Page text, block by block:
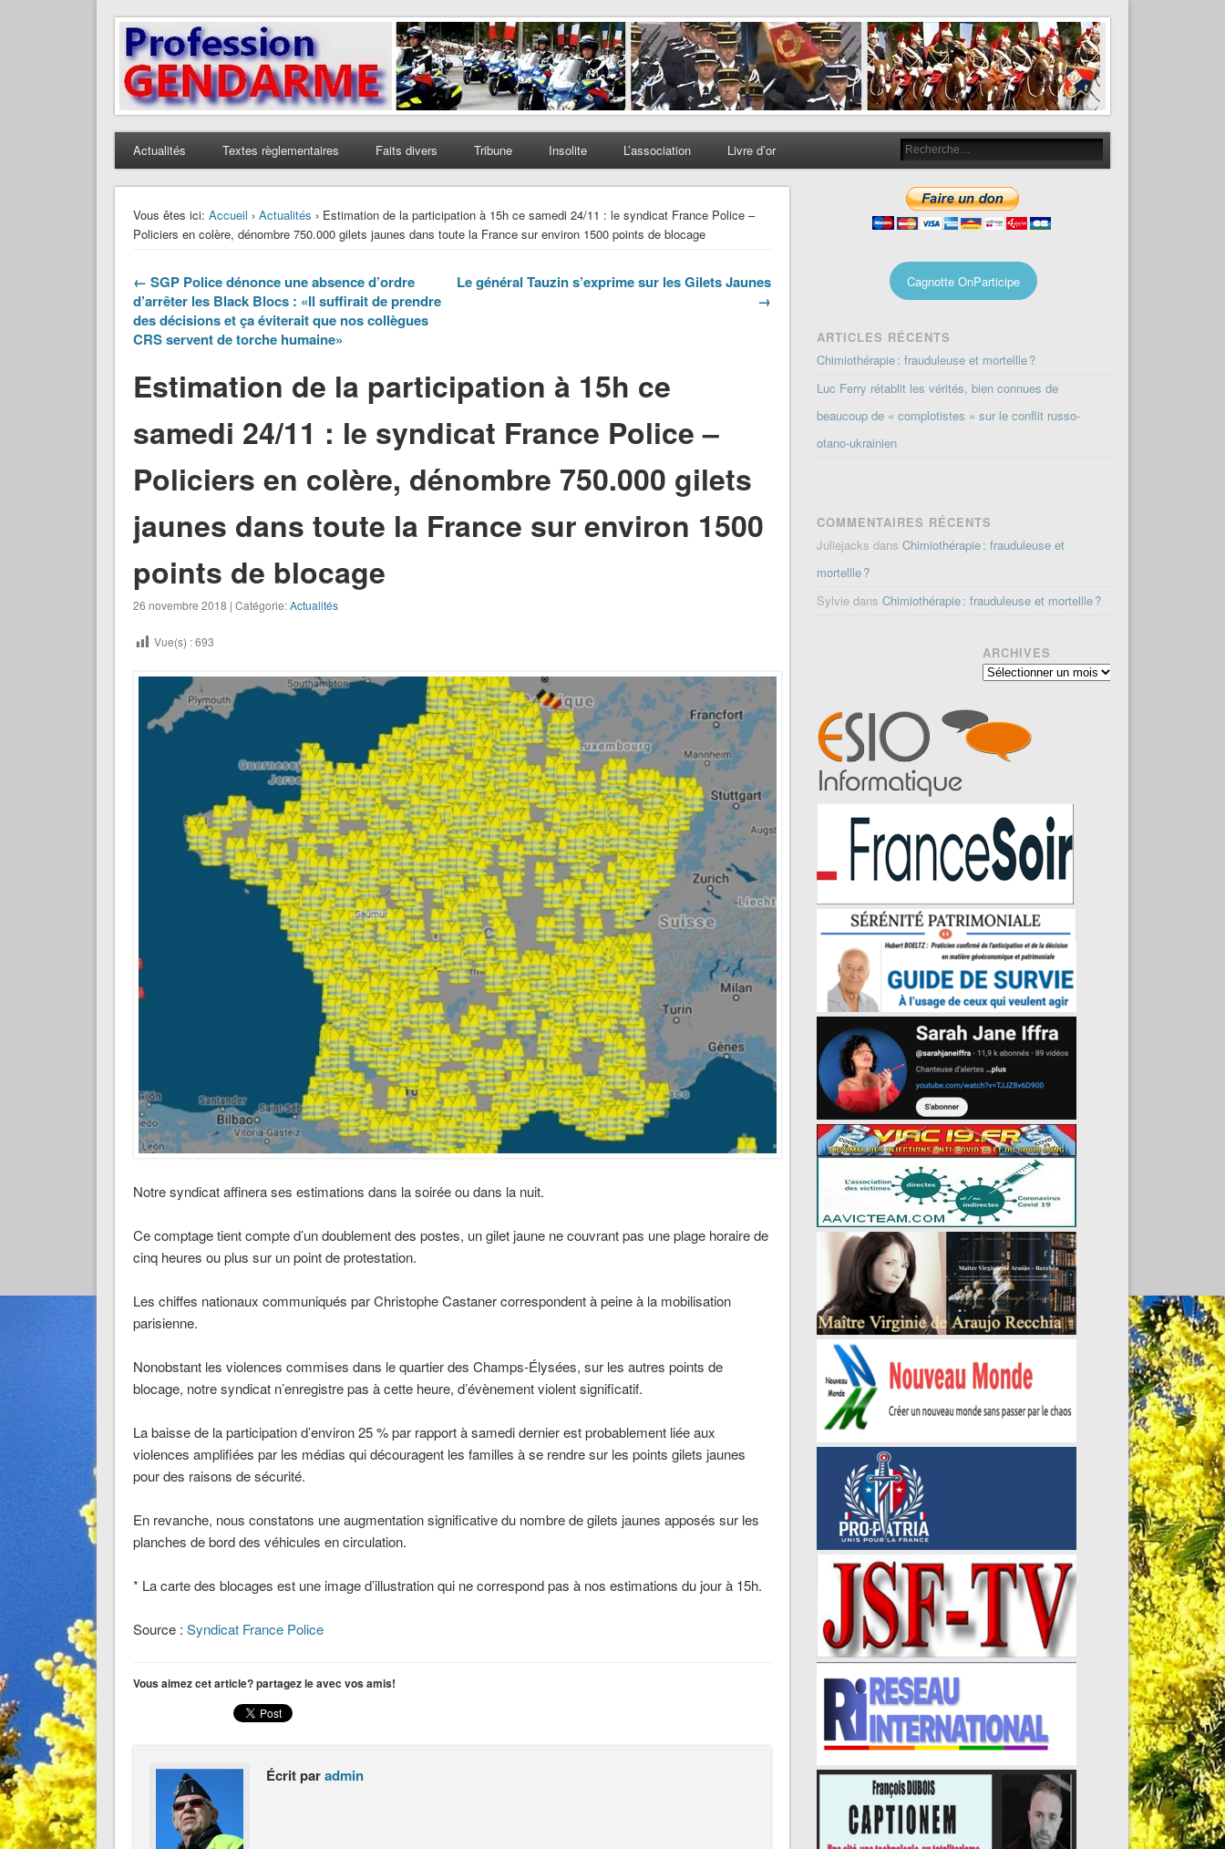
Profession Gendarme
Le journal des gendarmes
Actualités Textes règlementaires Faits divers Tribune Insolite L’association Livre d’or
Vous êtes ici: Accueil › Actualités › Estimation de la participation à 15h ce samedi 24/11 : le syndicat France Police –
Policiers en colère, dénombre 750.000 gilets jaunes dans toute la France sur environ 1500 points de blocage
← SGP Police dénonce une absence d’ordre
d’arrêter les Black Blocs : «Il suffirait de prendre
des décisions et ça éviterait que nos collègues
CRS servent de torche humaine»
Le général Tauzin s’exprime sur les Gilets Jaunes
→
Estimation de la participation à 15h ce
samedi 24/11 : le syndicat France Police –
Policiers en colère, dénombre 750.000 gilets
jaunes dans toute la France sur environ 1500
points de blocage
26 novembre 2018 | Catégorie:Actualités
Vue(s) :693
Notre syndicat affinera ses estimations dans la soirée ou dans la nuit.
Ce comptage tient compte d’un doublement des postes, un gilet jaune ne couvrant pas une plage horaire de
cinq heures ou plus sur un point de protestation.
Les chiffes nationaux communiqués par Christophe Castaner correspondent à peine à la mobilisation
parisienne.
Nonobstant les violences commises dans le quartier des Champs-Élysées, sur les autres points de
blocage, notre syndicat n’enregistre pas à cette heure, d’évènement violent significatif.
La baisse de la participation d’environ 25 % par rapport à samedi dernier est probablement liée aux
violences amplifiées par les médias qui découragent les familles à se rendre sur les points gilets jaunes
pour des raisons de sécurité.
En revanche, nous constatons une augmentation significative du nombre de gilets jaunes apposés sur les
planches de bord des véhicules en circulation.
* La carte des blocages est une image d’illustration qui ne correspond pas à nos estimations du jour à 15h.
Source : Syndicat France Police
Vous aimez cet article? partagez le avec vos amis!
Écrit paradmin
Cagnotte OnParticipe
ARTICLES RÉCENTS
Chimiothérapie : frauduleuse et mortellle ?
Luc Ferry rétablit les vérités, bien connues de
beaucoup de « complotistes » sur le conflit russo-
otano-ukrainien
COMMENTAIRES RÉCENTS
Juliejacks dansChimiothérapie : frauduleuse et
mortellle ?
Sylvie dansChimiothérapie : frauduleuse et mortellle ?
ARCHIVES
Archives